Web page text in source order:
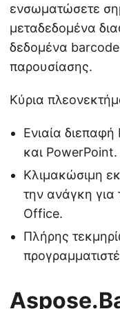
ενσωματώσετε
μεταδεδομένα
δεδομένα
παρουσίασης.
Κύρια
Ενιαία διεπαφή
και PowerPoint.
Κλιμακώσιμη
την ανάγκη για
Office.
Πλήρης